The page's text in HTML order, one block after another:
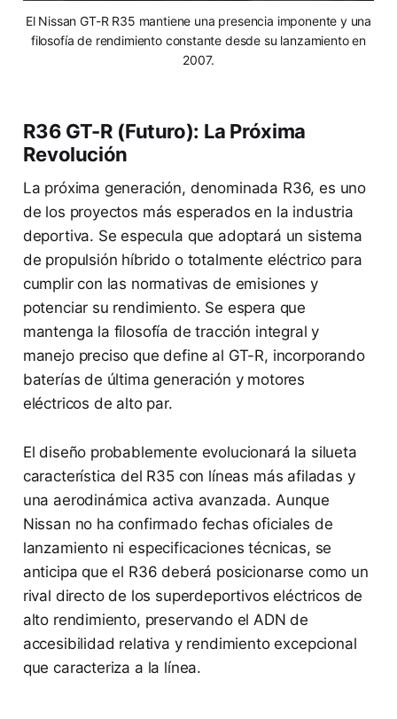
El Nissan GT-R R35 mantiene una presencia imponente y una
filosofía de rendimiento constante desde su lanzamiento en
2007.
R36 GT-R (Futuro): La Próxima
Revolución
La próxima generación, denominada R36, es uno
de los proyectos más esperados en la industria
deportiva. Se especula que adoptará un sistema
de propulsión híbrido o totalmente eléctrico para
cumplir con las normativas de emisiones y
potenciar su rendimiento. Se espera que
mantenga la filosofía de tracción integral y
manejo preciso que define al GT-R, incorporando
baterías de última generación y motores
eléctricos de alto par.
El diseño probablemente evolucionará la silueta
característica del R35 con líneas más afiladas y
una aerodinámica activa avanzada. Aunque
Nissan no ha confirmado fechas oficiales de
lanzamiento ni especificaciones técnicas, se
anticipa que el R36 deberá posicionarse como un
rival directo de los superdeportivos eléctricos de
alto rendimiento, preservando el ADN de
accesibilidad relativa y rendimiento excepcional
que caracteriza a la línea.